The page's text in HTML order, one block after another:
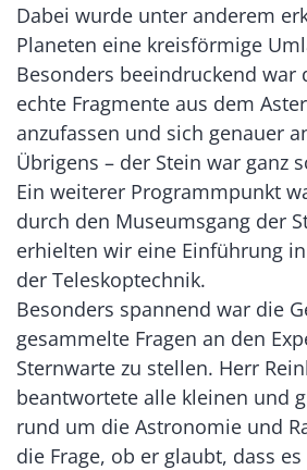
Dabei wurde unter anderem
Planeten eine kreisförmige
Besonders beeindruckend war
echte Fragmente aus dem
anzufassen und sich genauer
Übrigens – der Stein war ganz
Ein weiterer Programmpunkt
durch den Museumsgang der
erhielten wir eine Einführung
der Teleskoptechnik.
Besonders spannend war die
gesammelte Fragen an den
Sternwarte zu stellen. Herr
beantwortete alle kleinen und
rund um die Astronomie und
die Frage, ob er glaubt, dass